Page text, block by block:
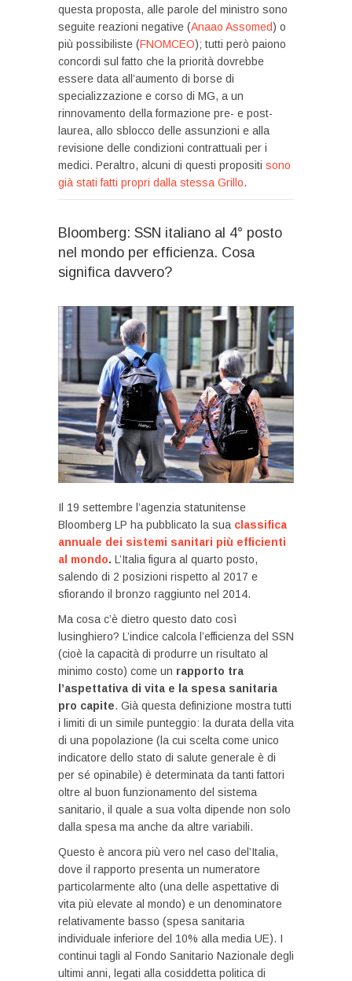
questa proposta, alle parole del ministro sono
seguite reazioni negative (Anaao Assomed) o
più possibiliste (FNOMCEO); tutti però paiono
concordi sul fatto che la priorità dovrebbe
essere data all’aumento di borse di
specializzazione e corso di MG, a un
rinnovamento della formazione pre- e post-
laurea, allo sblocco delle assunzioni e alla
revisione delle condizioni contrattuali per i
medici. Peraltro, alcuni di questi propositi sono
già stati fatti propri dalla stessa Grillo.
Bloomberg: SSN italiano al 4° posto
nel mondo per efficienza. Cosa
significa davvero?
Il 19 settembre l’agenzia statunitense
Bloomberg LP ha pubblicato la sua classifica
annuale dei sistemi sanitari più efficienti
al mondo. L’Italia figura al quarto posto,
salendo di 2 posizioni rispetto al 2017 e
sfiorando il bronzo raggiunto nel 2014.
Ma cosa c’è dietro questo dato così
lusinghiero? L’indice calcola l’efficienza del SSN
(cioè la capacità di produrre un risultato al
minimo costo) come un rapporto tra
l’aspettativa di vita e la spesa sanitaria
pro capite. Già questa definizione mostra tutti
i limiti di un simile punteggio: la durata della vita
di una popolazione (la cui scelta come unico
indicatore dello stato di salute generale è di
per sé opinabile) è determinata da tanti fattori
oltre al buon funzionamento del sistema
sanitario, il quale a sua volta dipende non solo
dalla spesa ma anche da altre variabili.
Questo è ancora più vero nel caso del’Italia,
dove il rapporto presenta un numeratore
particolarmente alto (una delle aspettative di
vita più elevate al mondo) e un denominatore
relativamente basso (spesa sanitaria
individuale inferiore del 10% alla media UE). I
continui tagli al Fondo Sanitario Nazionale degli
ultimi anni, legati alla cosiddetta politica di